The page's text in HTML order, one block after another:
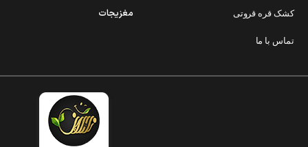
کشک قره قروتی
تماس با ما
مغزیجات